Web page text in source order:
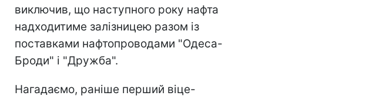
виключив, що наступного року нафта
надходитиме залізницею разом із
поставками нафтопроводами "Одеса-
Броди" і "Дружба".
Нагадаємо, раніше перший віце-